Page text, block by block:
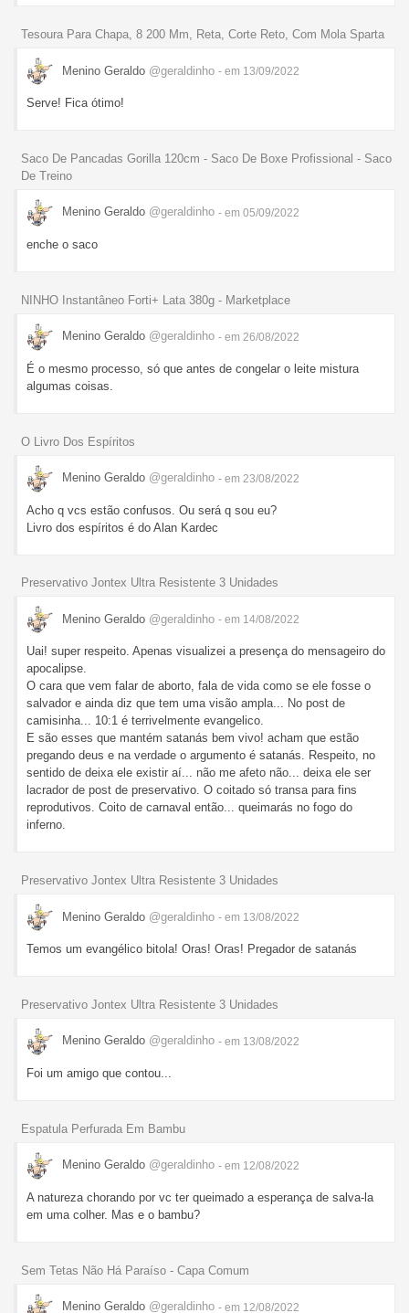
Tesoura Para Chapa, 8 200 Mm, Reta, Corte Reto, Com Mola Sparta
Menino Geraldo @geraldinho - em 13/09/2022
Serve! Fica ótimo!
Saco De Pancadas Gorilla 120cm - Saco De Boxe Profissional - Saco
De Treino
Menino Geraldo @geraldinho - em 05/09/2022
enche o saco
NINHO Instantâneo Forti+ Lata 380g - Marketplace
Menino Geraldo @geraldinho - em 26/08/2022
É o mesmo processo, só que antes de congelar o leite mistura
algumas coisas.
O Livro Dos Espíritos
Menino Geraldo @geraldinho - em 23/08/2022
Acho q vcs estão confusos. Ou será q sou eu?
Livro dos espíritos é do Alan Kardec
Preservativo Jontex Ultra Resistente 3 Unidades
Menino Geraldo @geraldinho - em 14/08/2022
Uai! super respeito. Apenas visualizei a presença do mensageiro do
apocalipse.
O cara que vem falar de aborto, fala de vida como se ele fosse o
salvador e ainda diz que tem uma visão ampla... No post de
camisinha... 10:1 é terrivelmente evangelico.
E são esses que mantém satanás bem vivo! acham que estão
pregando deus e na verdade o argumento é satanás. Respeito, no
sentido de deixa ele existir aí... não me afeto não... deixa ele ser
lacrador de post de preservativo. O coitado só transa para fins
reprodutivos. Coito de carnaval então... queimarás no fogo do
inferno.
Preservativo Jontex Ultra Resistente 3 Unidades
Menino Geraldo @geraldinho - em 13/08/2022
Temos um evangélico bitola! Oras! Oras! Pregador de satanás
Preservativo Jontex Ultra Resistente 3 Unidades
Menino Geraldo @geraldinho - em 13/08/2022
Foi um amigo que contou...
Espatula Perfurada Em Bambu
Menino Geraldo @geraldinho - em 12/08/2022
A natureza chorando por vc ter queimado a esperança de salva-la
em uma colher. Mas e o bambu?
Sem Tetas Não Há Paraíso - Capa Comum
Menino Geraldo @geraldinho - em 12/08/2022